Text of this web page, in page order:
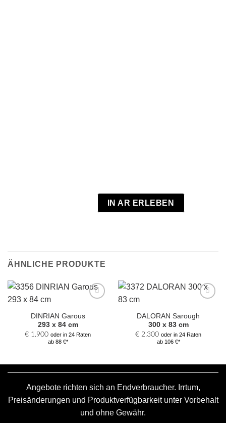
IN AR ERLEBEN
ÄHNLICHE PRODUKTE
hinzufügen
DINRIAN Garous
293 x 84 cm
€ 1.900 oder in 24 Raten
ab 88 €*
Auswahl
hinzufügen
DALORAN Sarough
300 x 83 cm
€ 2.300 oder in 24 Raten
ab 106 €*
Angebote richten sich an Endverbraucher. Irrtum,
Preisänderungen und Produktverfügbarkeit unter Vorbehalt
und ohne Gewähr.